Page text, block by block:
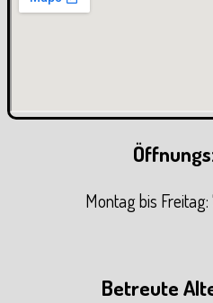
Montag bis
Betreute